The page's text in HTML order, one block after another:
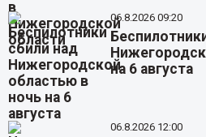
06.8.2026 09:20
на 6 августа
06.8.2026 12:00